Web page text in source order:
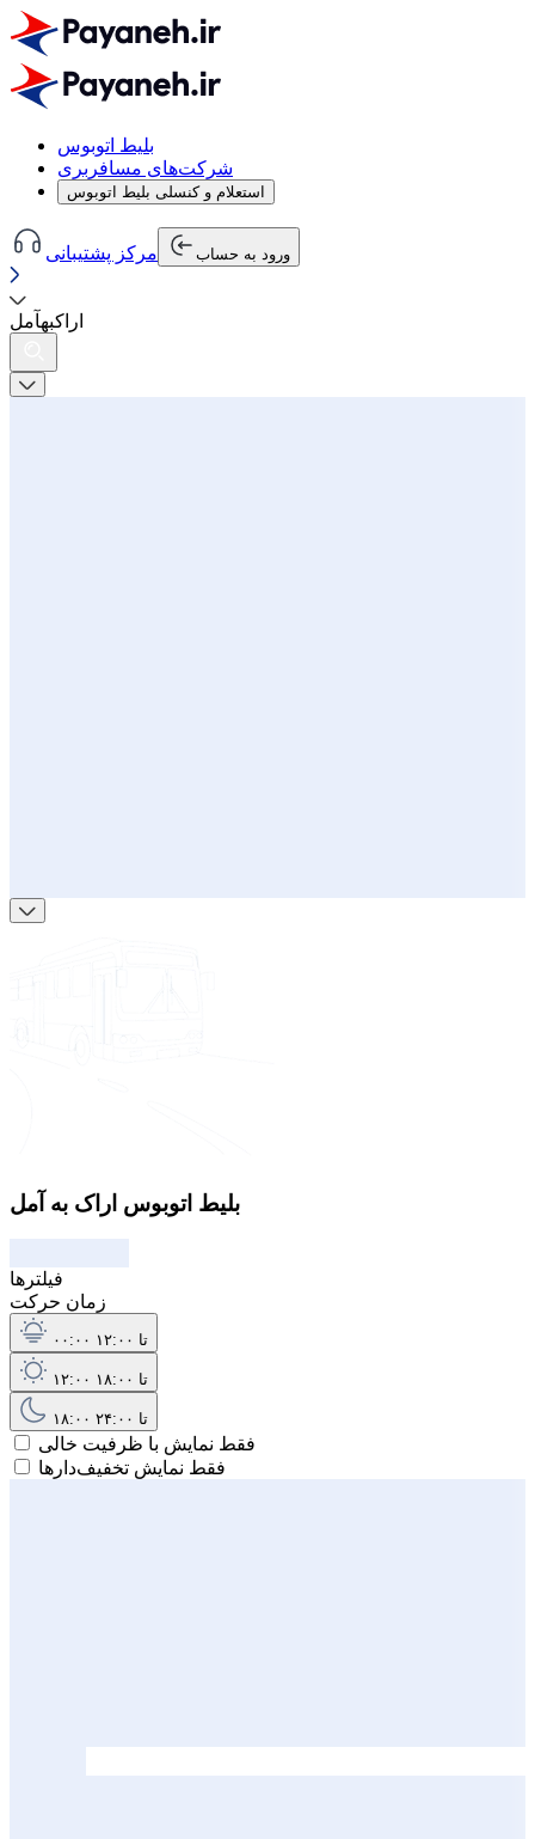
بلیط اتوبوس
شرکت‌های مسافربری
استعلام و کنسلی بلیط اتوبوس
مرکز پشتیبانی ورود به حساب
اراکبهآمل
بلیط اتوبوس اراک به آمل
فیلترها
زمان حرکت
۰۰:۰۰ تا ۱۲:۰۰
۱۲:۰۰ تا ۱۸:۰۰
۱۸:۰۰ تا ۲۴:۰۰
فقط نمایش با ظرفیت خالی
فقط نمایش تخفیف‌دارها